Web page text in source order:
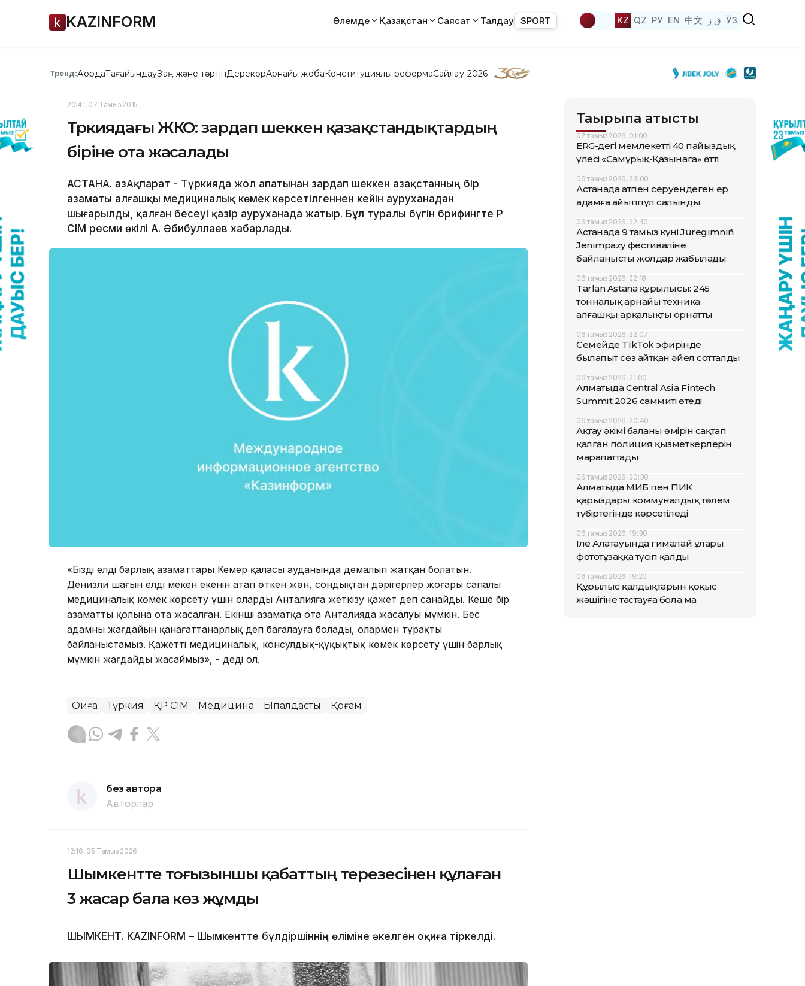
KAZINFORM Әлемде Қазақстан Саясат Талдау SPORT KZ QZ РУ EN 中文 ق ز ЎЗ
Тренд:АқордаТағайындауЗаң және тәртіпДерекқорАрнайы жобаКонституциялық реформаСайлау-2026
20:41, 07 Тамыз 2015
Түркиядағы ЖКО: зардап шеккен қазақстандықтардың
біріне ота жасалады
АСТАНА. ҚазАқпарат - Түркияда жол апатынан зардап шеккен Қазақстанның бір
азаматы алғашқы медициналық көмек көрсетілгеннен кейін ауруханадан
шығарылды, қалған бесеуі қазір ауруханада жатыр. Бұл туралы бүгін брифингте ҚР
СІМ ресми өкілі А. Әбибуллаев хабарлады.
«Біздің елдің барлық азаматтары Кемер қаласы ауданында демалып жатқан болатын.
Денизли шағын елді мекен екенін атап өткен жөн, сондықтан дәрігерлер жоғары сапалы
медициналық көмек көрсету үшін оларды Анталияға жеткізу қажет деп санайды. Кеше бір
азаматтың қолына ота жасалған. Екінші азаматқа ота Анталияда жасалуы мүмкін. Бес
адамның жағдайын қанағаттанарлық деп бағалауға болады, олармен тұрақты
байланыстамыз. Қажетті медициналық, консулдық-құқықтық көмек көрсету үшін барлық
мүмкін жағдайды жасаймыз», - деді ол.
Оқиға Түркия ҚР СІМ Медицина Ықпалдастық Қоғам
без автора
Авторлар
12:16, 05 Тамыз 2026
Шымкентте тоғызыншы қабаттың терезесінен құлаған
3 жасар бала көз жұмды
ШЫМКЕНТ. KAZINFORM – Шымкентте бүлдіршіннің өліміне әкелген оқиға тіркелді.
Тақырыпқа қатысты
07 тамыз 2026, 01:00
ERG-дегі мемлекеттің 40 пайыздық
үлесі «Самұрық-Қазынаға» өтті
06 тамыз 2026, 23:00
Астанада атпен серуендеген ер
адамға айыппұл салынды
06 тамыз 2026, 22:40
Астанада 9 тамыз күні Jüregımnıñ
Jenımpazy фестиваліне
байланысты жолдар жабылады
06 тамыз 2026, 22:18
Tarlan Astana құрылысы: 245
тонналық арнайы техника
алғашқы арқалықты орнатты
06 тамыз 2026, 22:07
Семейде TikTok эфирінде
былапыт сөз айтқан әйел сотталды
06 тамыз 2026, 21:00
Алматыда Central Asia Fintech
Summit 2026 саммиті өтеді
06 тамыз 2026, 20:40
Ақтау әкімі баланың өмірін сақтап
қалған полиция қызметкерлерін
марапаттады
06 тамыз 2026, 20:30
Алматыда МИБ пен ПИК
қарыздары коммуналдық төлем
түбіртегінде көрсетіледі
06 тамыз 2026, 19:30
Іле Алатауында гималай ұлары
фототұзаққа түсіп қалды
06 тамыз 2026, 19:20
Құрылыс қалдықтарын қоқыс
жәшігіне тастауға бола ма